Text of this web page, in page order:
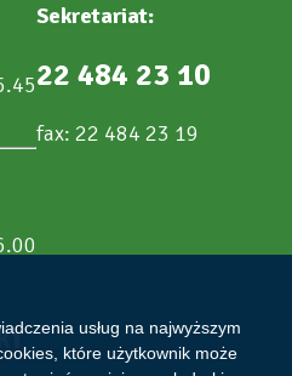
usług na najwyższym
które użytkownik może
Sekretariat:
22 484 23 10
fax: 22 484 23 19